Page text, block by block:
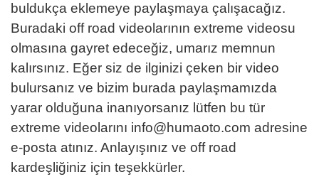
buldukça eklemeye paylaşmaya çalışacağız.
Buradaki off road videolarının extreme videosu
olmasına gayret edeceğiz, umarız memnun
kalırsınız. Eğer siz de ilginizi çeken bir video
bulursanız ve bizim burada paylaşmamızda
yarar olduğuna inanıyorsanız lütfen bu tür
extreme videolarını info@humaoto.com adresine
e-posta atınız. Anlayışınız ve off road
kardeşliğiniz için teşekkürler.